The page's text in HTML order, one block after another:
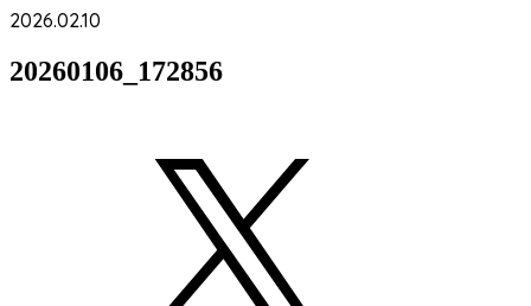
2026.02.10
20260106_172856